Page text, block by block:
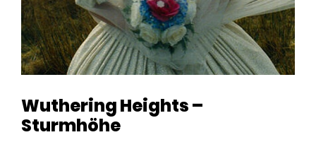
Wuthering Heights –
Sturmhöhe